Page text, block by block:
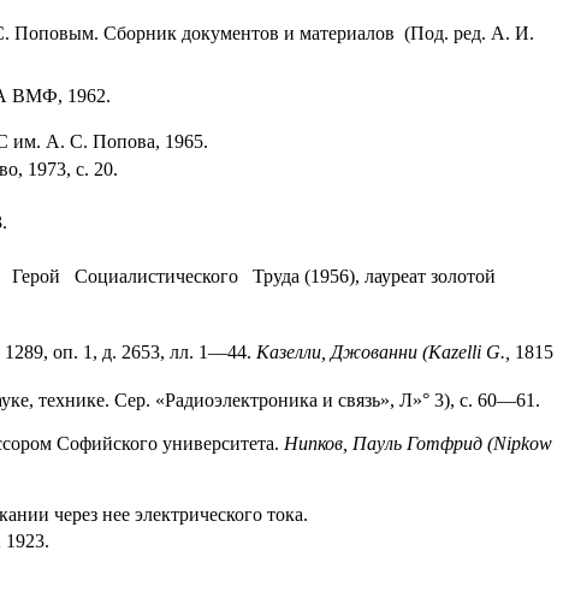
Поповым. Сборник документов и материалов (Под. ред. А. И.
ВМФ, 1962.
им. А. С. Попова, 1965.
1973, с. 20.
Социалистического Труда (1956), лауреат золотой
оп. 1, д. 2653, лл. 1—44. Казелли, Джованни (Kazelli G., 1815
технике. Сер. «Радиоэлект­роника и связь», Л»° 3), с. 60—61.
Софийского университета. Нипков, Пауль Готфрид (Nipkow
через нее электрическо­го тока.
1923.